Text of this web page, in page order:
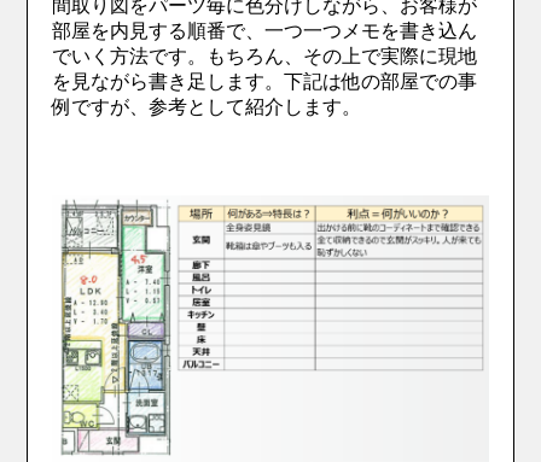
間取り図をパーツ毎に色分けしながら、お客様が
部屋を内見する順番で、一つ一つメモを書き込ん
でいく方法です。もちろん、その上で実際に現地
を見ながら書き足します。下記は他の部屋での事
例ですが、参考として紹介します。